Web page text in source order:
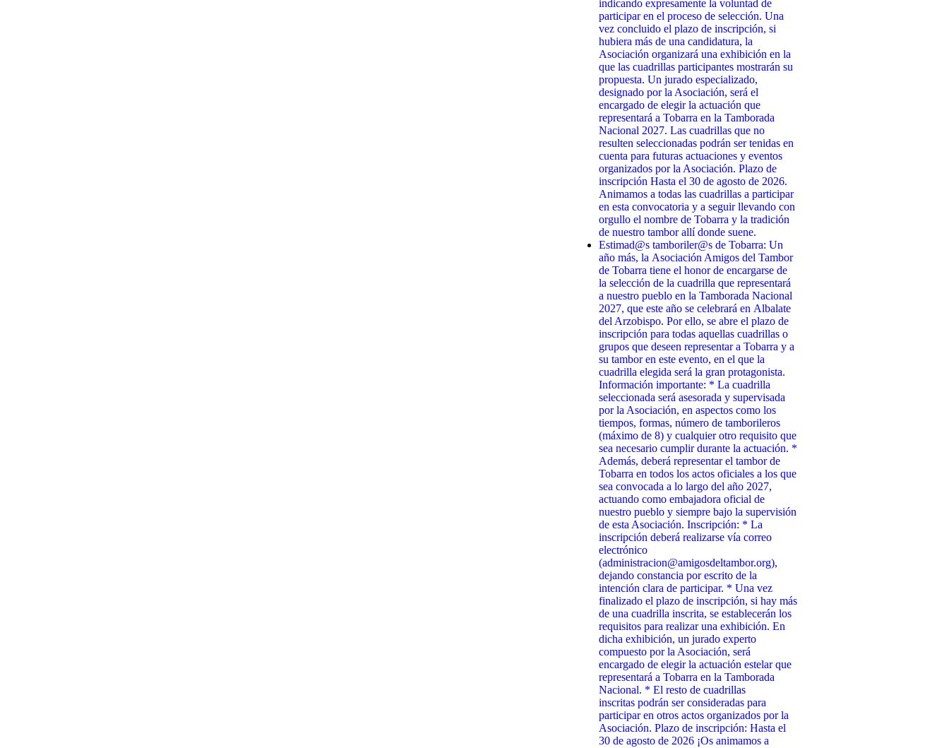
indicando expresamente la voluntad de
participar en el proceso de selección. Una
vez concluido el plazo de inscripción, si
hubiera más de una candidatura, la
Asociación organizará una exhibición en la
que las cuadrillas participantes mostrarán su
propuesta. Un jurado especializado,
designado por la Asociación, será el
encargado de elegir la actuación que
representará a Tobarra en la Tamborada
Nacional 2027. Las cuadrillas que no
resulten seleccionadas podrán ser tenidas en
cuenta para futuras actuaciones y eventos
organizados por la Asociación. Plazo de
inscripción Hasta el 30 de agosto de 2026.
Animamos a todas las cuadrillas a participar
en esta convocatoria y a seguir llevando con
orgullo el nombre de Tobarra y la tradición
de nuestro tambor allí donde suene.
Estimad@s tamboriler@s de Tobarra: Un
año más, la Asociación Amigos del Tambor
de Tobarra tiene el honor de encargarse de
la selección de la cuadrilla que representará
a nuestro pueblo en la Tamborada Nacional
2027, que este año se celebrará en Albalate
del Arzobispo. Por ello, se abre el plazo de
inscripción para todas aquellas cuadrillas o
grupos que deseen representar a Tobarra y a
su tambor en este evento, en el que la
cuadrilla elegida será la gran protagonista.
Información importante: * La cuadrilla
seleccionada será asesorada y supervisada
por la Asociación, en aspectos como los
tiempos, formas, número de tamborileros
(máximo de 8) y cualquier otro requisito que
sea necesario cumplir durante la actuación. *
Además, deberá representar el tambor de
Tobarra en todos los actos oficiales a los que
sea convocada a lo largo del año 2027,
actuando como embajadora oficial de
nuestro pueblo y siempre bajo la supervisión
de esta Asociación. Inscripción: * La
inscripción deberá realizarse vía correo
electrónico
(administracion@amigosdeltambor.org),
dejando constancia por escrito de la
intención clara de participar. * Una vez
finalizado el plazo de inscripción, si hay más
de una cuadrilla inscrita, se establecerán los
requisitos para realizar una exhibición. En
dicha exhibición, un jurado experto
compuesto por la Asociación, será
encargado de elegir la actuación estelar que
representará a Tobarra en la Tamborada
Nacional. * El resto de cuadrillas
inscritas podrán ser consideradas para
participar en otros actos organizados por la
Asociación. Plazo de inscripción: Hasta el
30 de agosto de 2026 ¡Os animamos a